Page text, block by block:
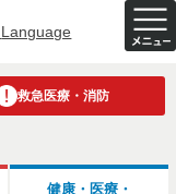
Language
救急医療・消防
健康・医療・